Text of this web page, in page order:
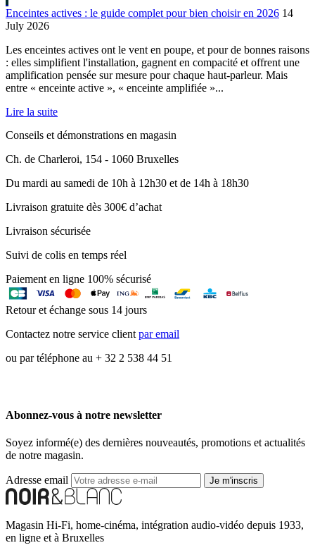
Enceintes actives : le guide complet pour bien choisir en 2026 14
July 2026
Les enceintes actives ont le vent en poupe, et pour de bonnes raisons
: elles simplifient l'installation, gagnent en compacité et offrent une
amplification pensée sur mesure pour chaque haut-parleur. Mais
entre « enceinte active », « enceinte amplifiée »...
Lire la suite
Conseils et démonstrations en magasin
Ch. de Charleroi, 154 - 1060 Bruxelles
Du mardi au samedi de 10h à 12h30 et de 14h à 18h30
Livraison gratuite dès 300€ d’achat
Livraison sécurisée
Suivi de colis en temps réel
Paiement en ligne 100% sécurisé
Retour et échange sous 14 jours
Contactez notre service clientpar email
ou par téléphone au + 32 2 538 44 51
Abonnez-vous à notre newsletter
Soyez informé(e) des dernières nouveautés, promotions et actualités
de notre magasin.
Adresse email Je m'inscris
Magasin Hi-Fi, home-cinéma, intégration audio-vidéo depuis 1933,
en ligne et à Bruxelles